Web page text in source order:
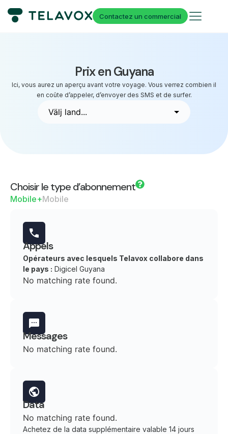
Contactez un commercial
Prix en Guyana
Ici, vous aurez un aperçu avant votre voyage. Vous verrez combien il
en coûte d’appeler, d’envoyer des SMS et de surfer.
Choisir le type d’abonnement
Mobile+Mobile
Appels
Opérateurs avec lesquels Telavox collabore dans
le pays : Digicel Guyana
No matching rate found.
Messages
No matching rate found.
Data
No matching rate found.
Achetez de la data supplémentaire valable 14 jours